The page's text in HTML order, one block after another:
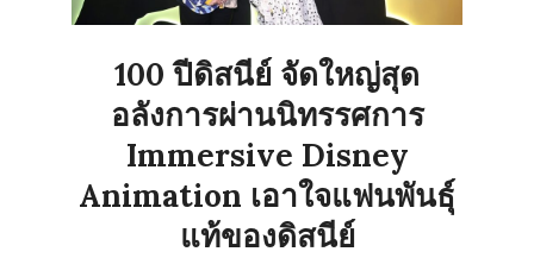
100 ปีดิสนีย์ จัดใหญ่สุด
อลังการผ่านนิทรรศการ
Immersive Disney
Animation เอาใจแฟนพันธุ์
แท้ของดิสนีย์